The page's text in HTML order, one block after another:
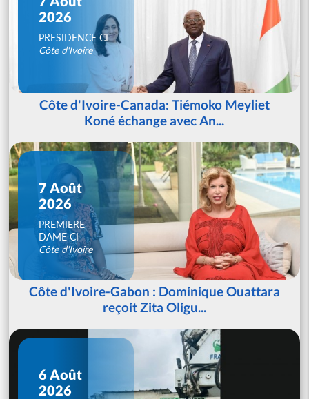
2026
PRESIDENCE CI
Côte d'Ivoire
Côte d'Ivoire-Canada: Tiémoko Meyliet
Koné échange avec An...
7 Août
2026
PREMIERE
DAME CI
Côte d'Ivoire
Côte d'Ivoire-Gabon : Dominique Ouattara
reçoit Zita Oligu...
6 Août
2026